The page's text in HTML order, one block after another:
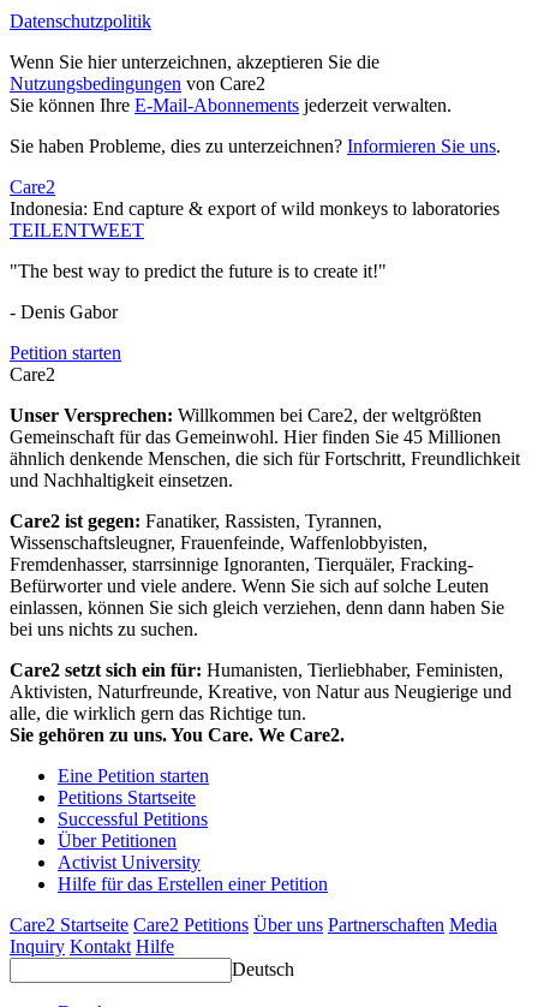
Datenschutzpolitik
Wenn Sie hier unterzeichnen, akzeptieren Sie die
Nutzungsbedingungen von Care2
Sie können Ihre E-Mail-Abonnements jederzeit verwalten.
Sie haben Probleme, dies zu unterzeichnen? Informieren Sie uns.
Care2
Indonesia: End capture & export of wild monkeys to laboratories
TEILENTWEET
"The best way to predict the future is to create it!"
- Denis Gabor
Petition starten
Care2
Unser Versprechen: Willkommen bei Care2, der weltgrößten
Gemeinschaft für das Gemeinwohl. Hier finden Sie 45 Millionen
ähnlich denkende Menschen, die sich für Fortschritt, Freundlichkeit
und Nachhaltigkeit einsetzen.
Care2 ist gegen: Fanatiker, Rassisten, Tyrannen,
Wissenschaftsleugner, Frauenfeinde, Waffenlobbyisten,
Fremdenhasser, starrsinnige Ignoranten, Tierquäler, Fracking-
Befürworter und viele andere. Wenn Sie sich auf solche Leuten
einlassen, können Sie sich gleich verziehen, denn dann haben Sie
bei uns nichts zu suchen.
Care2 setzt sich ein für: Humanisten, Tierliebhaber, Feministen,
Aktivisten, Naturfreunde, Kreative, von Natur aus Neugierige und
alle, die wirklich gern das Richtige tun.
Sie gehören zu uns. You Care. We Care2.
Eine Petition starten
Petitions Startseite
Successful Petitions
Über Petitionen
Activist University
Hilfe für das Erstellen einer Petition
Care2 Startseite Care2 Petitions Über uns Partnerschaften Media
Inquiry Kontakt Hilfe
Deutsch